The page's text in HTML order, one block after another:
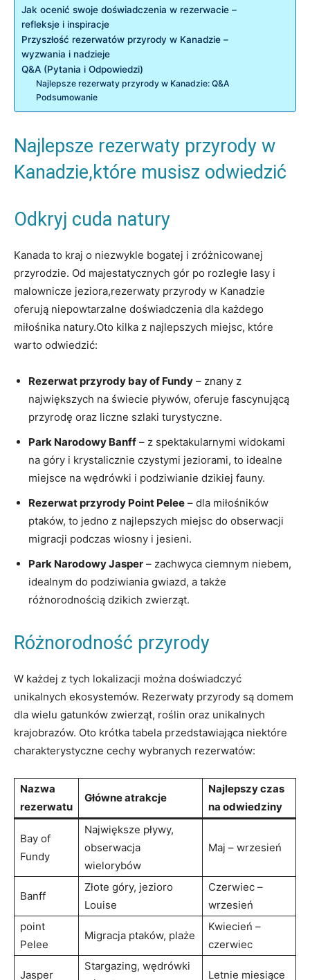
Jak ocenić swoje doświadczenia w rezerwacie –
refleksje i inspiracje
Przyszłość rezerwatów przyrody w Kanadzie –
wyzwania i nadzieje
Q&A (Pytania i Odpowiedzi)
Najlepsze rezerwaty przyrody w Kanadzie: Q&A
Podsumowanie
Najlepsze rezerwaty przyrody w
Kanadzie,które musisz odwiedzić
Odkryj cuda natury
Kanada to kraj o niezwykle bogatej i zróżnicowanej
przyrodzie. Od majestatycznych gór po rozległe lasy i
malownicze jeziora,rezerwaty przyrody w Kanadzie
oferują niepowtarzalne doświadczenia dla każdego
miłośnika natury.Oto kilka z najlepszych miejsc, które
warto odwiedzić:
Rezerwat przyrody bay of Fundy – znany z
największych na świecie pływów, oferuje fascynującą
przyrodę oraz liczne szlaki turystyczne.
Park Narodowy Banff – z spektakularnymi widokami
na góry i krystalicznie czystymi jeziorami, to idealne
miejsce na wędrówki i podziwianie dzikiej fauny.
Rezerwat przyrody Point Pelee – dla miłośników
ptaków, to jedno z najlepszych miejsc do obserwacji
migracji podczas wiosny i jesieni.
Park Narodowy Jasper – zachwyca ciemnym niebem,
idealnym do podziwiania gwiazd, a także
różnorodnością dzikich zwierząt.
Różnorodność przyrody
W każdej z tych lokalizacji można doświadczyć
unikalnych ekosystemów. Rezerwaty przyrody są domem
dla wielu gatunków zwierząt, roślin oraz unikalnych
krajobrazów. Oto krótka tabela przedstawiająca niektóre
charakterystyczne cechy wybranych rezerwatów:
Nazwa
rezerwatu
Główne atrakcje
Najlepszy czas
na odwiedziny
Bay of
Fundy
Największe pływy,
obserwacja
wielorybów
Maj – wrzesień
Banff
Złote góry, jezioro
Louise
Czerwiec –
wrzesień
point
Pelee
Migracja ptaków, plaże
Kwiecień –
czerwiec
Jasper
Stargazing, wędrówki
Letnie miesiące